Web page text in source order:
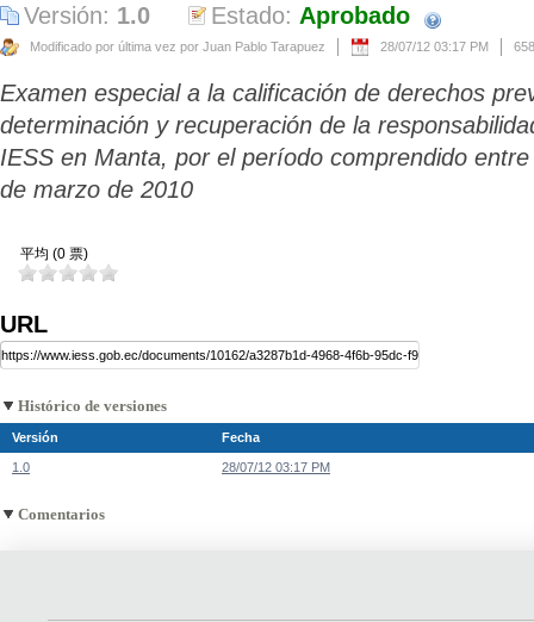
Versión: 1.0 Estado: Aprobado
Modificado por última vez por Juan Pablo Tarapuez 28/07/12 03:17 PM
Examen especial a la calificación de derechos
determinación y recuperación de la
IESS en Manta, por el período comprendido
de marzo de 2010
平均 (0 票)
URL
Histórico de versiones
Versión Fecha
1.0 28/07/12 03:17 PM
Comentarios